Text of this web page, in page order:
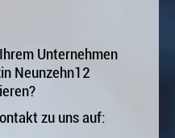
Unternehmen
Neunzehn12
zu uns auf: